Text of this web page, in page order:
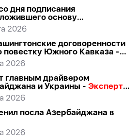
дня подписания
основу
Азербайджана и
2026
договоренности
Южного Кавказа -
2026
главным драйвером
и Украины - Эксперт о
Киев
2026
посла Азербайджана в
2026